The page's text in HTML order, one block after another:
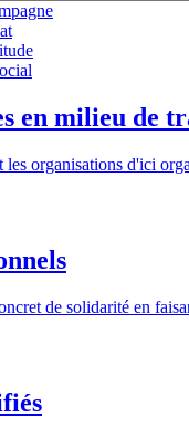
en milieu de
les organisations d'ici
de solidarité en